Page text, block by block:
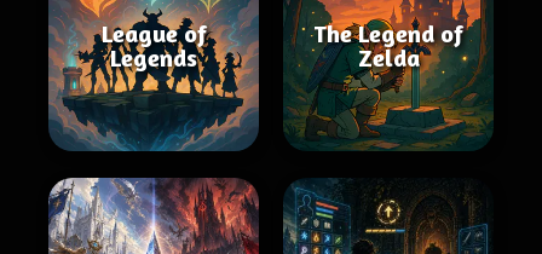
League of
Legends
The Legend of
Zelda